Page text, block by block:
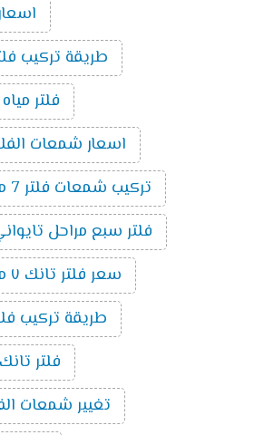
اسعار
طريقة تركيب فلتر
فلتر مياه
اسعار شمعات
تركيب شمعات فلتر 7 مراحل
فلتر سبع مراحل
سعر فلتر تانك ٧ مراحل ٢٠٢٠
طريقة تركيب فلتر ٧
فلتر تانك 7 مراحل بى تك
تغيير شمعات الفلتر 7